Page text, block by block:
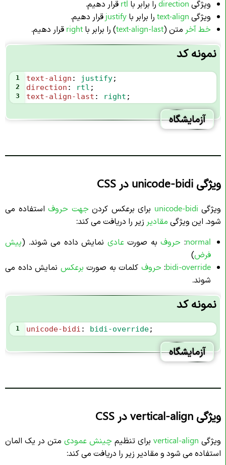
ویژگی direction را برابر با rtl قرار دهیم.
ویژگی text-align را برابر با justify قرار دهیم.
خط آخر متن (text-align-last) را برابر با قرار دهیم.
نمونه کد
1 text-align : justify;
2 direction : rtl ;
3 text-align-last : right ;
آزمایشگاه
ویژگی unicode-bidi در CSS
ویژگی unicode-bidi برای برعکس کردن جهت حروف استفاده می
شود. این ویژگی مقادیر زیر را دریافت می کند:
normal
: حروف به صورتعادی نمایش داده می شوند. (پیش
فرض)
bidi-override
: حروف کلمات به صورت برعکس نمایش داده می
شوند.
نمونه کد
1 unicode-bidi : bidi-override;
آزمایشگاه
ویژگی vertical-align در CSS
ویژگی vertical-align برای تنظیم چینش عمودی متن در یک المان
استفاده می شود و مقادیر زیر را دریافت می کند: